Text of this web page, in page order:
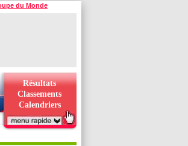
du Monde
Résultats
Classements
Calendriers